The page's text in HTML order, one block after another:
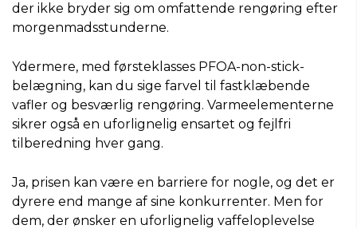
der ikke bryder sig om omfattende rengøring efter
morgenmadsstunderne.
Ydermere, med førsteklasses PFOA-non-stick-
belægning, kan du sige farvel til fastklæbende
vafler og besværlig rengøring. Varmeelementerne
sikrer også en uforlignelig ensartet og fejlfri
tilberedning hver gang.
Ja, prisen kan være en barriere for nogle, og det er
dyrere end mange af sine konkurrenter. Men for
dem, der ønsker en uforlignelig vaffeloplevelse